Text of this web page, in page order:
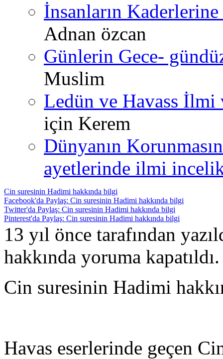
İnsanların
Adnan özcan
Günlerin Gece-
Muslim
Ledün ve Havass İlmi
için Kerem
Dünyanın
ayetlerinde ilmi
Cin suresinin Hadimi hakkında bilgi
Facebook'da Paylaş: Cin suresinin Hadimi hakkında bilgi
Twitter'da Paylaş: Cin suresinin Hadimi hakkında bilgi
Pinterest'da Paylaş: Cin suresinin Hadimi hakkında bilgi
13 yıl önce tarafından
hakkında yoruma kapatıldı.
Cin suresinin Hadimi
Havas eserlerinde geçen